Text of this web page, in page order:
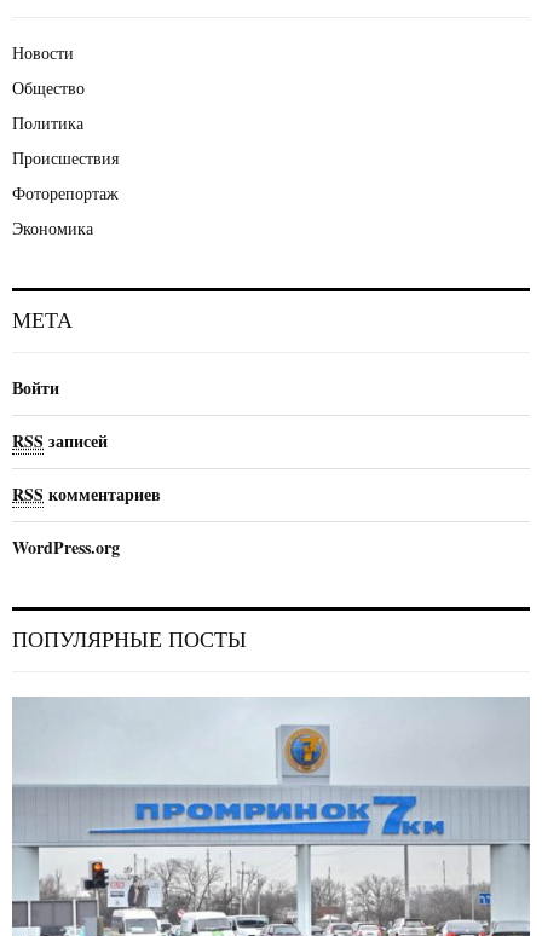
Новости
Общество
Политика
Происшествия
Фоторепортаж
Экономика
МЕТА
Войти
RSSзаписей
RSSкомментариев
WordPress.org
ПОПУЛЯРНЫЕ ПОСТЫ